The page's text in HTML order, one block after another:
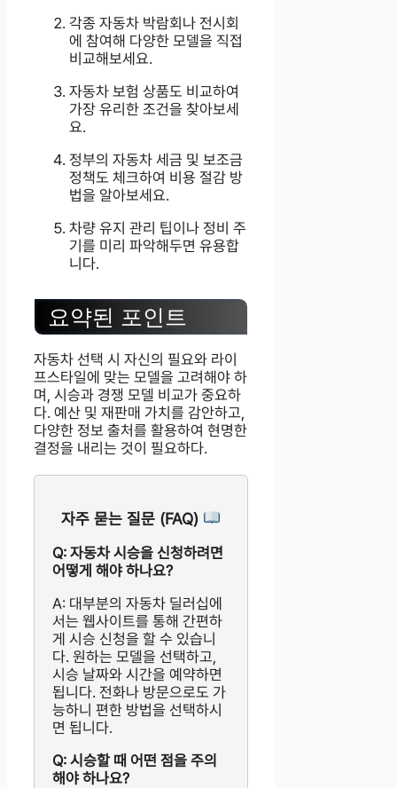
각종 자동차 박람회나 전시회
에 참여해 다양한 모델을 직접
비교해보세요.
자동차 보험 상품도 비교하여
가장 유리한 조건을 찾아보세
요.
정부의 자동차 세금 및 보조금
정책도 체크하여 비용 절감 방
법을 알아보세요.
차량 유지 관리 팁이나 정비 주
기를 미리 파악해두면 유용합
니다.
요약된 포인트
자동차 선택 시 자신의 필요와 라이
프스타일에 맞는 모델을 고려해야 하
며, 시승과 경쟁 모델 비교가 중요하
다. 예산 및 재판매 가치를 감안하고,
다양한 정보 출처를 활용하여 현명한
결정을 내리는 것이 필요하다.
자주 묻는 질문 (FAQ)
Q: 자동차 시승을 신청하려면
어떻게 해야 하나요?
A: 대부분의 자동차 딜러십에
서는 웹사이트를 통해 간편하
게 시승 신청을 할 수 있습니
다. 원하는 모델을 선택하고,
시승 날짜와 시간을 예약하면
됩니다. 전화나 방문으로도 가
능하니 편한 방법을 선택하시
면 됩니다.
Q: 시승할 때 어떤 점을 주의
해야 하나요?